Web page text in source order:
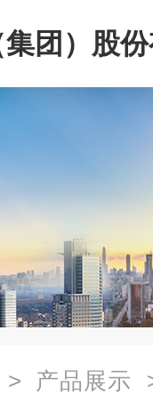
团）股
> 产品展示